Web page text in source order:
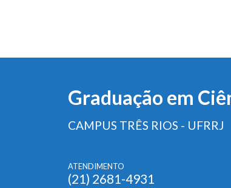
Graduação em
CAMPUS TRÊS RIOS - UFRRJ
ATENDIMENTO
(21) 2681-4931